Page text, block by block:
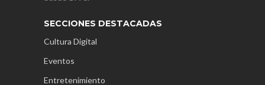
SECCIONES DESTACADAS
Cultura Digital
Eventos
Entretenimiento